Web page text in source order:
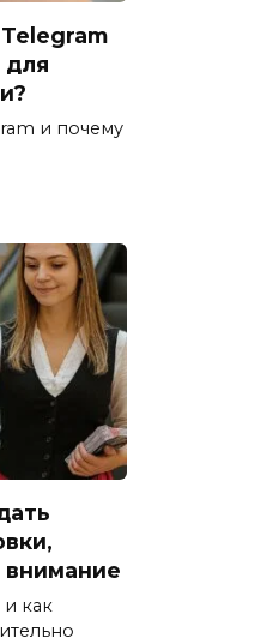
для
и почему
внимание
и как